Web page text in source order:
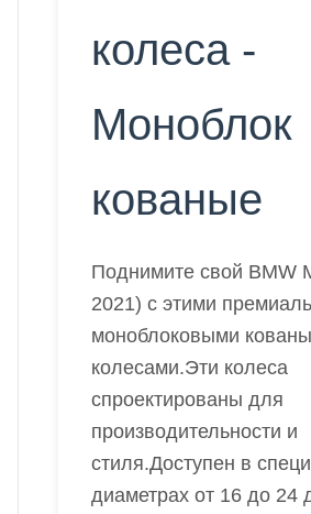
колеса -
Моноблок
кованые
Поднимите свой BMW
2021) с этими
моноблоковыми
колесами.Эти колеса
спроектированы для
производительности и
стиля.Доступен в
диаметрах от 16 до 24